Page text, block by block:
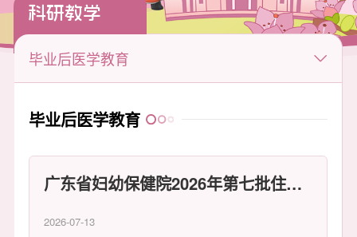
毕业后医学教育
科研教学
毕业后医学教育
广东省妇幼保健院2026年第七批住院医师规范化培训招收考试通知
2026-07-13